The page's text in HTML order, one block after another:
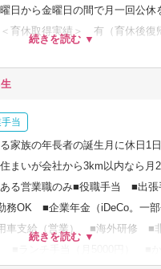
日から金曜日の間で月一回公休
育休取得実績＞ 有（育休後復
当
家族の年長者の誕生月に休日1
まいが会社から3km以内なら
ある営業職のみ■役職手当 ■出
OK ■企業年金（iDeCo。一部
車支給（営業） ■海外研修 ■